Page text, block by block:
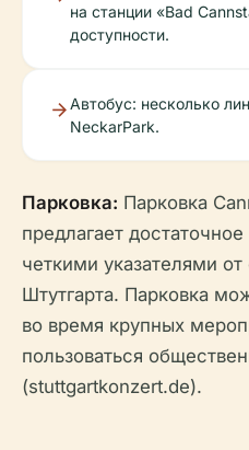
на станции «Bad
доступности.
Автобус: несколько
NeckarPark.
Парковка: Парковка
предлагает
четкими указателями
Штутгарта. Парковка
во время крупных
пользоваться
(stuttgartkonzert.de).